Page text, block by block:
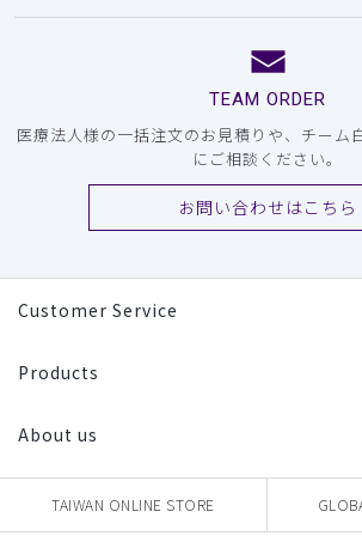
TEAM ORDER
医療法人様の一括注文のお見積りや、チーム
にご相談ください。
お問い合わせはこちら
Customer Service
Products
About us
TAIWAN ONLINE STORE